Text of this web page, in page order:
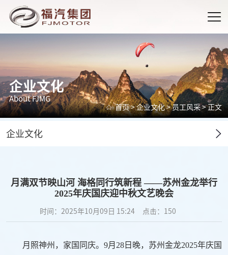
企业文化
About FJMG
首页>企业文化>员工风采> 正文
企业文化
月满双节映山河 海格同行筑新程 ——苏州金龙举行
2025年庆国庆迎中秋文艺晚会
时间：2025年10月09日 15:24 点击： 150
月照神州，家国同庆。9月28日晚，苏州金龙2025年庆国